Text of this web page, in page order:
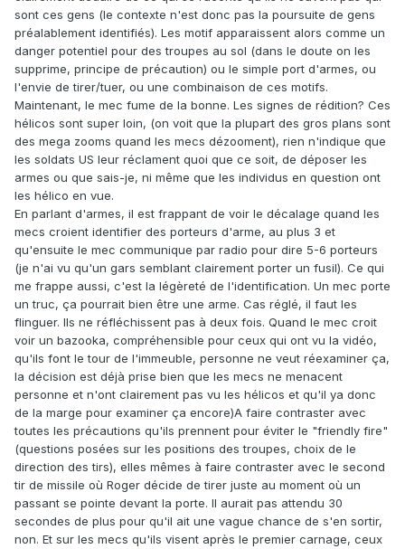
sont ces gens (le contexte n'est donc pas la poursuite de gens
préalablement identifiés). Les motif apparaissent alors comme un
danger potentiel pour des troupes au sol (dans le doute on les
supprime, principe de précaution) ou le simple port d'armes, ou
l'envie de tirer/tuer, ou une combinaison de ces motifs.
Maintenant, le mec fume de la bonne. Les signes de rédition? Ces
hélicos sont super loin, (on voit que la plupart des gros plans sont
des mega zooms quand les mecs dézooment), rien n'indique que
les soldats US leur réclament quoi que ce soit, de déposer les
armes ou que sais-je, ni même que les individus en question ont
les hélico en vue.
En parlant d'armes, il est frappant de voir le décalage quand les
mecs croient identifier des porteurs d'arme, au plus 3 et
qu'ensuite le mec communique par radio pour dire 5-6 porteurs
(je n'ai vu qu'un gars semblant clairement porter un fusil). Ce qui
me frappe aussi, c'est la légèreté de l'identification. Un mec porte
un truc, ça pourrait bien être une arme. Cas réglé, il faut les
flinguer. Ils ne réfléchissent pas à deux fois. Quand le mec croit
voir un bazooka, compréhensible pour ceux qui ont vu la vidéo,
qu'ils font le tour de l'immeuble, personne ne veut réexaminer ça,
la décision est déjà prise bien que les mecs ne menacent
personne et n'ont clairement pas vu les hélicos et qu'il ya donc
de la marge pour examiner ça encore)A faire contraster avec
toutes les précautions qu'ils prennent pour éviter le "friendly fire"
(questions posées sur les positions des troupes, choix de le
direction des tirs), elles mêmes à faire contraster avec le second
tir de missile où Roger décide de tirer juste au moment où un
passant se pointe devant la porte. Il aurait pas attendu 30
secondes de plus pour qu'il ait une vague chance de s'en sortir,
non. Et sur les mecs qu'ils visent après le premier carnage, ceux